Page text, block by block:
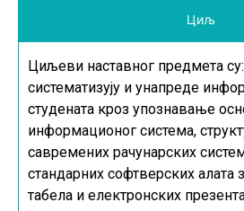
Циљ
Циљеви наставног предмета
систематизују и унапреде
студената кроз упознавање
информационог система,
савремених рачунарских
стандарних софтверских алата
табела и електронских